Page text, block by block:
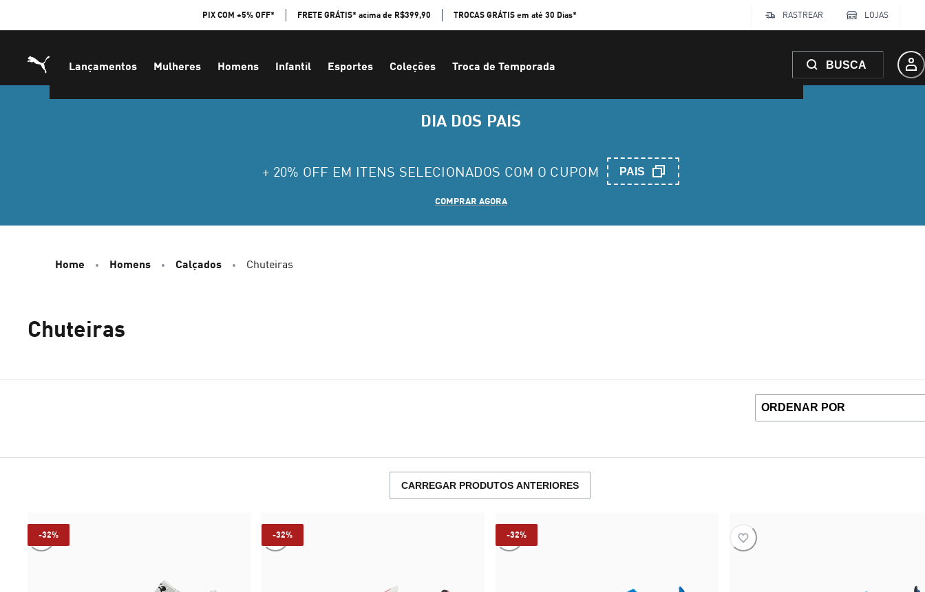
PIX COM +5% OFF* FRETE GRÁTIS* acima de R$399,90 TROCAS GRÁTIS em até 30 Dias* RASTREAR LOJAS
Lançamentos Mulheres Homens Infantil Esportes Coleções Troca de Temporada BUSCA
DIA DOS PAIS
+ 20% OFF EM ITENS SELECIONADOS COM O CUPOM PAIS
COMPRAR AGORA
Home Homens Calçados Chuteiras
Chuteiras
CARREGAR PRODUTOS ANTERIORES
-32% -32% -32%